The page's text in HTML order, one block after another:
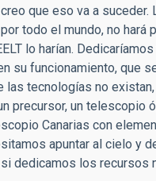
que eso va a suceder.
todo el mundo, no hará
lo harían.
su funcionamiento, que
tecnologías no
precursor, un telescopio
Canarias con
apuntar al cielo y
dedicamos los recursos